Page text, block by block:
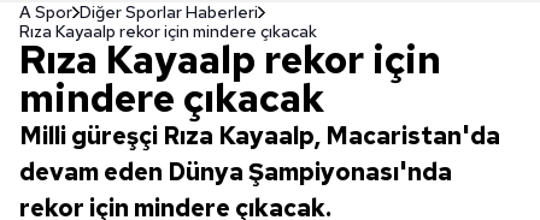
A Spor Diğer Sporlar Haberleri
Rıza Kayaalp rekor için mindere çıkacak
Rıza Kayaalp rekor için
mindere çıkacak
Milli güreşçi Rıza Kayaalp, Macaristan'da
devam eden Dünya Şampiyonası'nda
rekor için mindere çıkacak.